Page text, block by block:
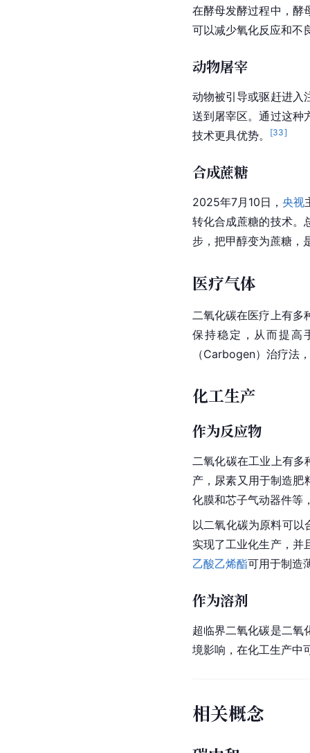
在酵母发酵过程中，酵
可以减少氧化反应和不
动物屠宰
动物被引导或驱赶进入
送到屠宰区。通过这种
技术更具优势。
[33]
合成蔗糖
2025年7月10日，央视
转化合成蔗糖的技术。
步，把甲醇变为蔗糖，
医疗气体
二氧化碳在医疗上有多
保持稳定，从而提高
（Carbogen）治疗法
化工生产
作为反应物
二氧化碳在工业上有多
产，尿素又用于制造肥
化膜和芯子气动器件等
以二氧化碳为原料可以
实现了工业化生产，并
乙酸乙烯酯可用于制造
作为溶剂
超临界二氧化碳是二氧
境影响，在化工生产中
相关概念